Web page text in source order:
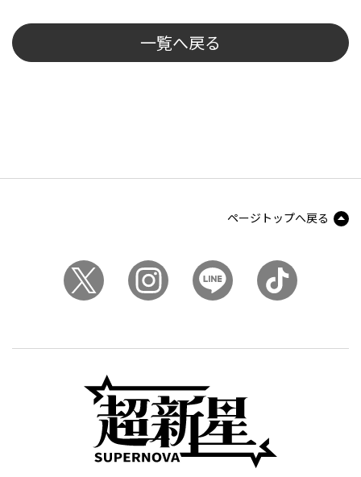
一覧へ戻る
ページトップへ戻る